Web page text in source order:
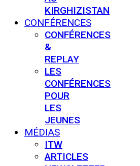
KIRGHIZISTAN
CONFÉRENCES
CONFÉRENCES
&
REPLAY
LES
CONFÉRENCES
POUR
LES
JEUNES
MÉDIAS
ITW
ARTICLES